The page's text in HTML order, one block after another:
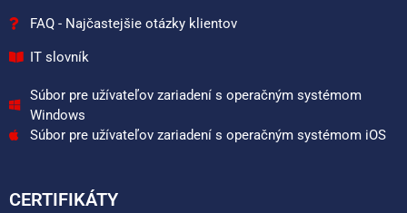
FAQ - Najčastejšie otázky klientov
IT slovník
Súbor pre užívateľov zariadení s operačným systémom
Windows
Súbor pre užívateľov zariadení s operačným systémom iOS
CERTIFIKÁTY